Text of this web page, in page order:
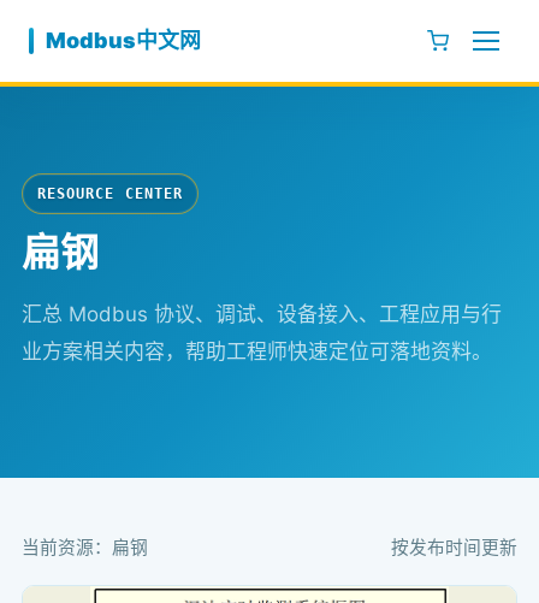
Modbus中文网
RESOURCE CENTER
扁钢
汇总 Modbus 协议、调试、设备接入、工程应用与行
业方案相关内容，帮助工程师快速定位可落地资料。
当前资源：扁钢 按发布时间更新